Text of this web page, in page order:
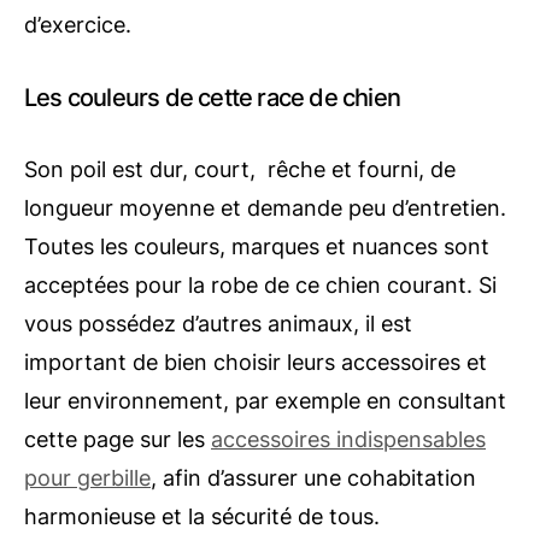
d’exercice.
Les couleurs de cette race de chien
Son poil est dur, court, rêche et fourni, de
longueur moyenne et demande peu d’entretien.
Toutes les couleurs, marques et nuances sont
acceptées pour la robe de ce chien courant. Si
vous possédez d’autres animaux, il est
important de bien choisir leurs accessoires et
leur environnement, par exemple en consultant
cette page sur les accessoires indispensables
pour gerbille, afin d’assurer une cohabitation
harmonieuse et la sécurité de tous.